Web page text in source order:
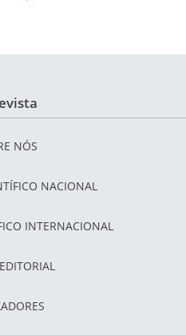
NÓS
NACIONAL
INTERNACIONAL